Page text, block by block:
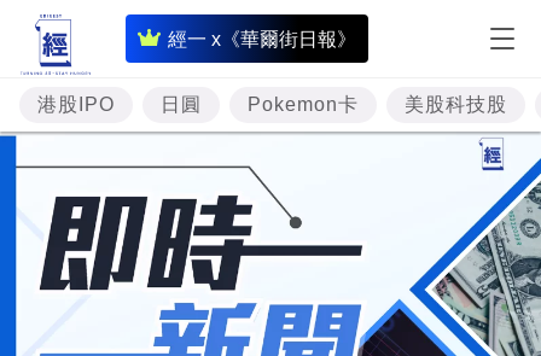
經一 x《華爾街日報》
即
時
財
經
專
題
投
資
樓
港股IPO 日圓 Pokemon卡 美股科技股